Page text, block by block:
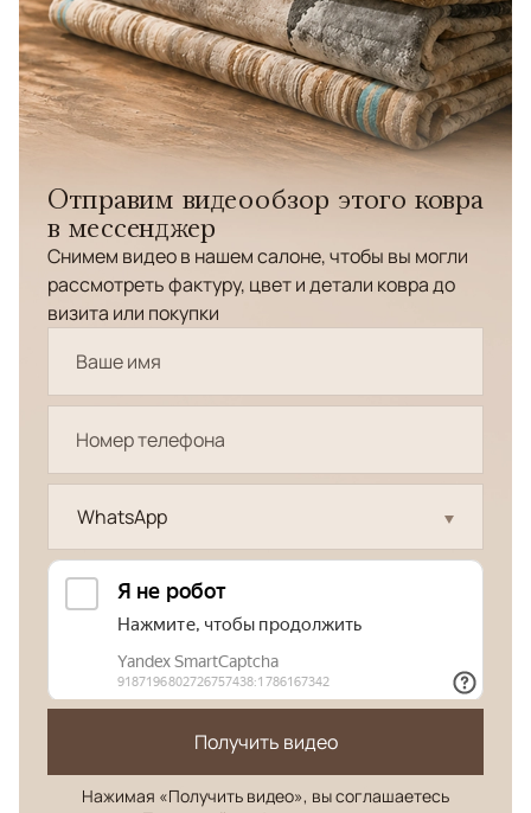
Отправим видеообзор этого ковра
в мессенджер
Снимем видео в нашем салоне, чтобы вы могли
рассмотреть фактуру, цвет и детали ковра до
визита или покупки
WhatsApp
Получить видео
Нажимая «Получить видео», вы соглашаетесь